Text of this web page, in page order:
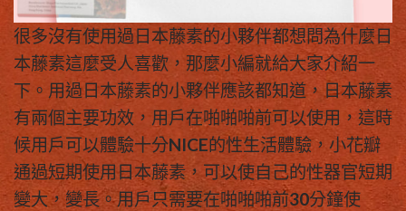
很多沒有使用過日本藤素的小夥伴都想問為什麼日
本藤素這麼受人喜歡，那麼小編就給大家介紹一
下。用過日本藤素的小夥伴應該都知道，日本藤素
有兩個主要功效，用戶在啪啪啪前可以使用，這時
候用戶可以體驗十分NICE的性生活體驗，小花瓣
通過短期使用日本藤素，可以使自己的性器官短期
變大，變長。用戶只需要在啪啪啪前30分鐘使